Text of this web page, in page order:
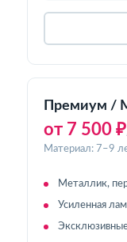
Премиум /
от 7 500 ₽
Материал: 7–9
Металлик,
Усиленная